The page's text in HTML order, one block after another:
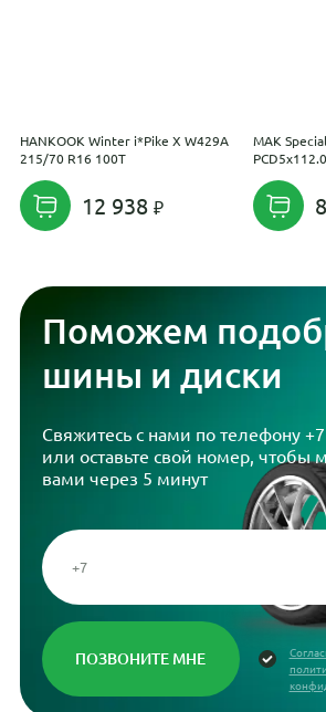
HANKOOK Winter i*Pike X W429A
215/70 R16 100T
12 938
MAK
Поможем
шины и диски
Свяжитесь с нами по телефону
или оставьте свой номер, чтобы
вами через 5 минут